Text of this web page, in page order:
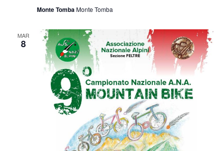
Monte TombaMonte Tomba
MAR
8